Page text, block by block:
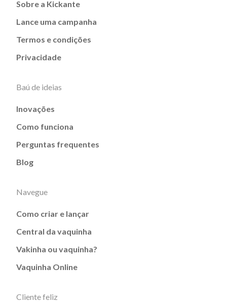
Sobre a Kickante
Lance uma campanha
Termos e condições
Privacidade
Baú de ideias
Inovações
Como funciona
Perguntas frequentes
Blog
Navegue
Como criar e lançar
Central da vaquinha
Vakinha ou vaquinha?
Vaquinha Online
Cliente feliz